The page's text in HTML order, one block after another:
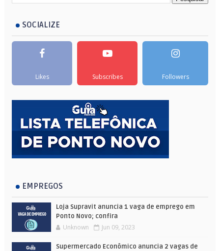
SOCIALIZE
Likes Subscribes Followers
EMPREGOS
Loja Supravit anuncia 1 vaga de emprego em
Ponto Novo; confira
Unknown Jun 09, 2023
Supermercado Econômico anuncia 2 vagas de